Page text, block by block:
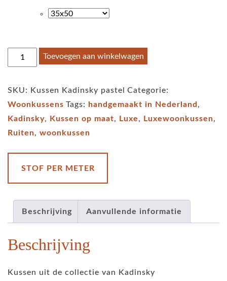
Kussen
Kadinsky
Toevoegen aan winkelwagen
SKU: Kussen Kadinsky pastel
Categorie:
Woonkussens Tags: handgemaakt in Nederland ,
Kadinsky, Kussen op maat, Luxe, Luxewoonkussen,
Ruiten, woonkussen
STOF PER METER
Beschrijving Aanvullende informatie
Beschrijving
Kussen uit de collectie van Kadinsky